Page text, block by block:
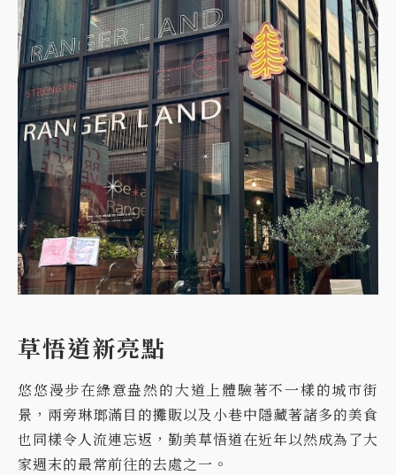
草悟道新亮點
悠悠漫步在綠意盎然的大道上體驗著不一樣的城市街
景，兩旁琳瑯滿目的攤販以及小巷中隱藏著諸多的美食
也同樣令人流連忘返，勤美草悟道在近年以然成為了大
家週末的最常前往的去處之一。